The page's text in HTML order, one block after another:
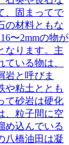
、固まってで
の材料ともな
〜2mmの物が
なります。主
いる物は、
岩と呼びま
や粘土ととも
て砂岩は硬化
、粒子間に空
め込んでいる
八橋油田は凝